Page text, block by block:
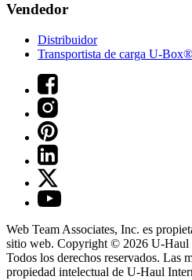
Vendedor
Distribuidor
Transportista de carga U-Box®
Web Team Associates, Inc. es
sitio web. Copyright © 2026 U-Haul
Todos los derechos reservados. Las
propiedad intelectual de U-Haul